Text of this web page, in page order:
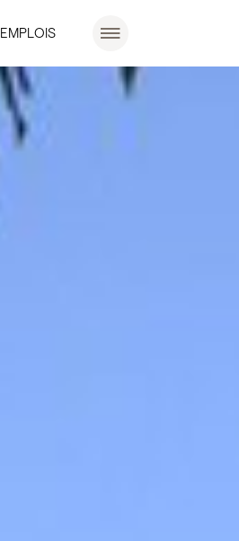
EMPLOIS